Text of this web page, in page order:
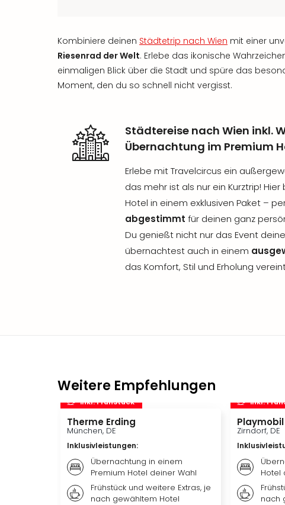
Kombiniere deinen Städtetrip nach Wien mit einer
Riesenrad der Welt. Erlebe das ikonische
einmaligen Blick über die Stadt und spüre das
Moment, den du so schnell nicht vergisst.
Städtereise nach Wien inkl.
Übernachtung im Premium
Erlebe mit Travelcircus ein
das mehr ist als nur ein Kurztrip!
Hotel in einem exklusiven Paket –
abgestimmt für deinen ganz
Du genießt nicht nur das Event
übernachtest auch in einem
das Komfort, Stil und Erholung
Weitere Empfehlungen
inkl. Frühstück
Therme Erding
München, DE
Inklusivleistungen:
Übernachtung in einem
Premium Hotel deiner Wahl
Frühstück und weitere Extras, je
nach gewähltem Hotel
inkl.
Zirndorf, DE
Hotel
nach